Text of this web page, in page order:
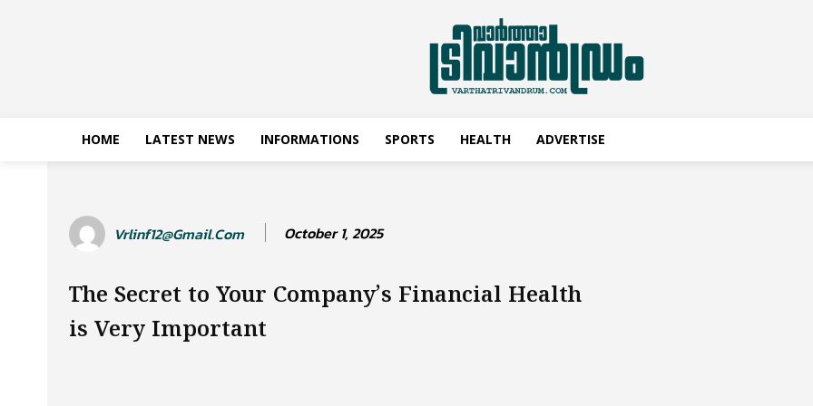
HOME LATEST NEWS INFORMATIONS SPORTS HEALTH ADVERTISE
Vrlinf12@gmail.com October 1, 2025
The Secret to Your Company’s Financial Health
is Very Important